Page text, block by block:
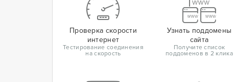
Проверка скорости
интернет
Тестирование соединения
на скорость
Узнать поддомены
сайта
Получите список
поддоменов в 2 клика